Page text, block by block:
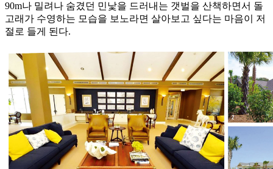
90m나 밀려나 숨겼던 민낯을 드러내는 갯벌을 산책하면서 돌
고래가 수영하는 모습을 보노라면 살아보고 싶다는 마음이 저
절로 들게 된다.